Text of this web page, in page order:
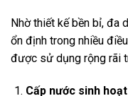
Nhờ thiết kế bền bỉ, đa
ổn định trong nhiều
được sử dụng rộng rãi
Cấp nước sinh hoạt